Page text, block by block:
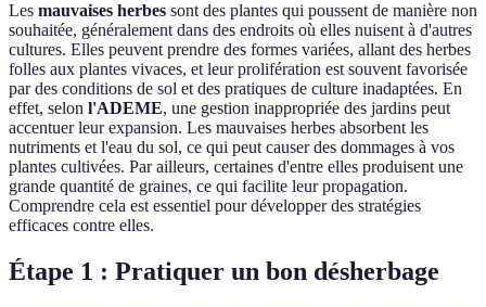
Les mauvaises herbes sont des plantes qui poussent de manière non
souhaitée, généralement dans des endroits où elles nuisent à d'autres
cultures. Elles peuvent prendre des formes variées, allant des herbes
folles aux plantes vivaces, et leur prolifération est souvent favorisée
par des conditions de sol et des pratiques de culture inadaptées. En
effet, selon l'ADEME, une gestion inappropriée des jardins peut
accentuer leur expansion. Les mauvaises herbes absorbent les
nutriments et l'eau du sol, ce qui peut causer des dommages à vos
plantes cultivées. Par ailleurs, certaines d'entre elles produisent une
grande quantité de graines, ce qui facilite leur propagation.
Comprendre cela est essentiel pour développer des stratégies
efficaces contre elles.
Étape 1 : Pratiquer un bon désherbage